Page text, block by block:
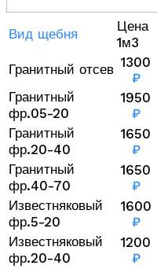
Вид щебня
Цена
1м3
Гранитный отсев 1300
₽
Гранитный
фр.05-20
1950
₽
Гранитный
фр.20-40
1650
₽
Гранитный
фр.40-70
1650
₽
Известняковый
фр.5-20
1600
₽
Известняковый
фр.20-40
1200
₽